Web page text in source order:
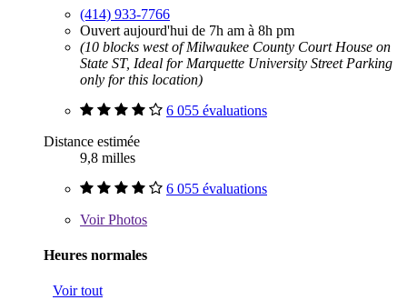
(414) 933-7766
Ouvert aujourd'hui de 7h am à 8h pm
(10 blocks west of Milwaukee County Court House on
State ST, Ideal for Marquette University Street Parking
only for this location)
6 055 évaluations
Distance estimée
9,8 milles
6 055 évaluations
VoirPhotos
Heures normales
Voir tout